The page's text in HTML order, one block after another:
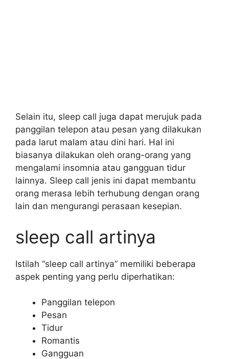
Selain itu, sleep call juga dapat merujuk pada
panggilan telepon atau pesan yang dilakukan
pada larut malam atau dini hari. Hal ini
biasanya dilakukan oleh orang-orang yang
mengalami insomnia atau gangguan tidur
lainnya. Sleep call jenis ini dapat membantu
orang merasa lebih terhubung dengan orang
lain dan mengurangi perasaan kesepian.
sleep call artinya
Istilah “sleep call artinya” memiliki beberapa
aspek penting yang perlu diperhatikan:
Panggilan telepon
Pesan
Tidur
Romantis
Gangguan